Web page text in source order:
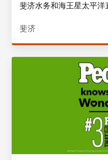
斐济水务和海王星太平
斐济